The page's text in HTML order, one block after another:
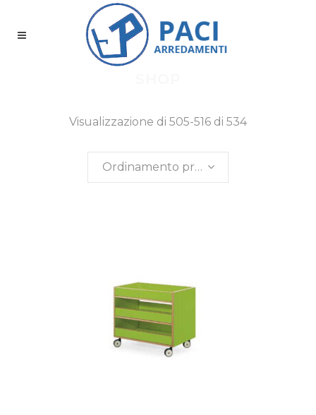
Visualizzazione di 505-516 di 534
risultati Ordinamento predefinito